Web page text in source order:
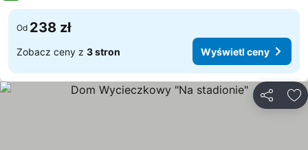
Od 238 zł
Zobacz ceny z 3 stron Wyświetl ceny